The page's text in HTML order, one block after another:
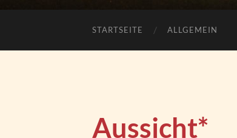
STARTSEITE ALLGEMEIN
Aussicht*